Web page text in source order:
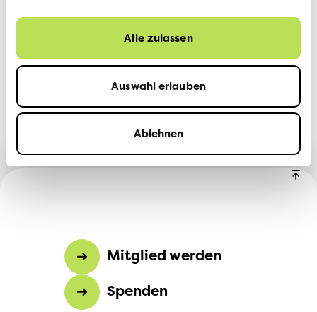
Alle zulassen
Auswahl erlauben
Ablehnen
Lieblingsprodukte, legen Sie sie in den Warenkorb und
fahren Sie zur Kasse fort. Lösen Sie den Rabattcode
«oekoschlaf» unter «Gutscheincode anwenden» ein, um
20 % auf Ihre Bestellung zu sparen.
Wir wünschen Ihnen erholsamen Schlaf.
Mitglied werden
Spenden